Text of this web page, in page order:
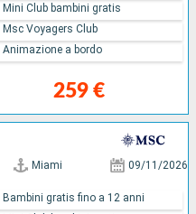
259 €
Mini Club bambini gratis
Msc Voyagers Club
Animazione a bordo
Miami 09/11/2026
Bambini gratis fino a 12 anni